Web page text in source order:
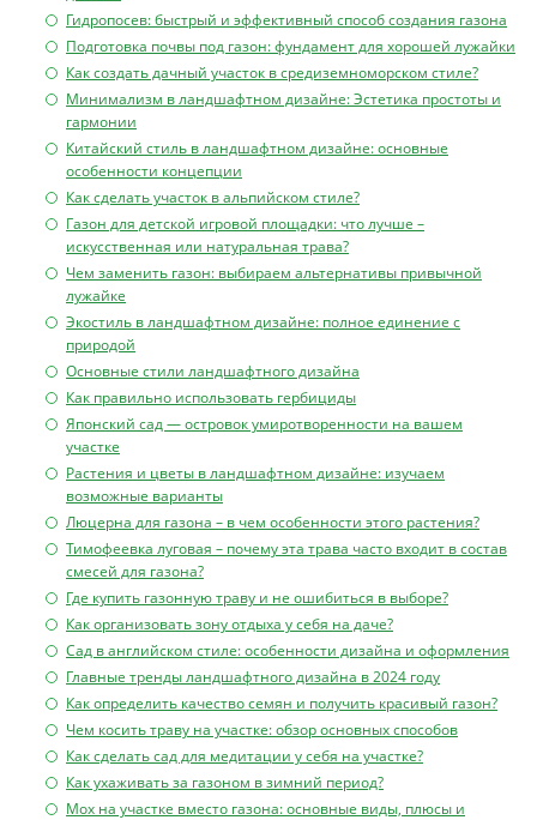
Гидропосев: быстрый и эффективный способ создания газона
Подготовка почвы под газон: фундамент для хорошей лужайки
Как создать дачный участок в средиземноморском стиле?
Минимализм в ландшафтном дизайне: Эстетика простоты и
гармонии
Китайский стиль в ландшафтном дизайне: основные
особенности концепции
Как сделать участок в альпийском стиле?
Газон для детской игровой площадки: что лучше –
искусственная или натуральная трава?
Чем заменить газон: выбираем альтернативы привычной
лужайке
Экостиль в ландшафтном дизайне: полное единение с
природой
Основные стили ландшафтного дизайна
Как правильно использовать гербициды
Японский сад — островок умиротворенности на вашем
участке
Растения и цветы в ландшафтном дизайне: изучаем
возможные варианты
Люцерна для газона – в чем особенности этого растения?
Тимофеевка луговая – почему эта трава часто входит в состав
смесей для газона?
Где купить газонную траву и не ошибиться в выборе?
Как организовать зону отдыха у себя на даче?
Сад в английском стиле: особенности дизайна и оформления
Главные тренды ландшафтного дизайна в 2024 году
Как определить качество семян и получить красивый газон?
Чем косить траву на участке: обзор основных способов
Как сделать сад для медитации у себя на участке?
Как ухаживать за газоном в зимний период?
Мох на участке вместо газона: основные виды, плюсы и